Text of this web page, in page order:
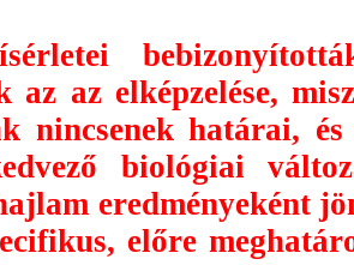
az az elképzelése,
nincsenek határai,
biológiai
eredményeként
előre